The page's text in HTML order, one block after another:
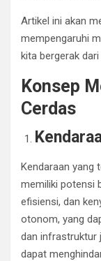
Artikel ini akan
mempengaruhi
kita bergerak
Konsep
Cerdas
Kendaraan yang
memiliki potensi
efisiensi, dan
otonom, yang
dan infrastruktur
dapat